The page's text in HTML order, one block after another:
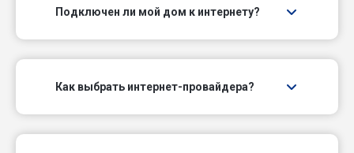
Малый пер
Нефтяников пер
Нижний пер
Подключен ли мой дом к интернету?
Как выбрать интернет-провайдера?